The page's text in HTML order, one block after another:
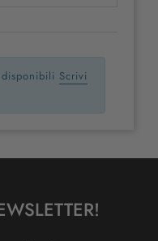
Scrivi